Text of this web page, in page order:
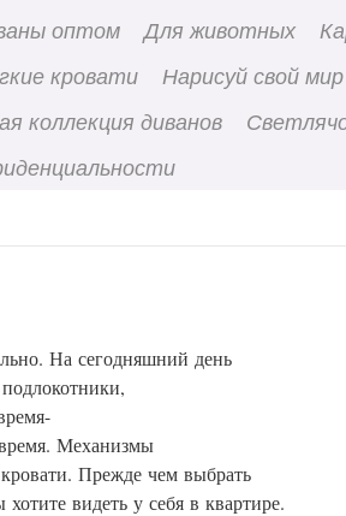
оптом Для животных
кровати Нарисуй свой
коллекция диванов
. На сегодняшний день
подлокотники,
-
. Механизмы
кровати. Прежде чем выбрать
хотите видеть у себя в квартире.